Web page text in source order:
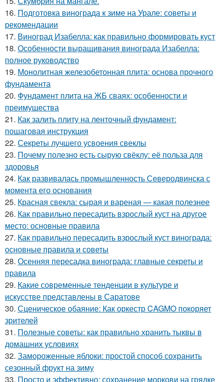
16. Подготовка винограда к зиме на Урале: советы и
рекомендации
17. Виноград Изабелла: как правильно формировать куст
18. Особенности выращивания винограда Изабелла:
полное руководство
19. Монолитная железобетонная плита: основа прочного
фундамента
20. Фундамент плита на ЖБ сваях: особенности и
преимущества
21. Как залить плиту на ленточный фундамент:
пошаговая инструкция
22. Секреты лучшего усвоения свеклы
23. Почему полезно есть сырую свёклу: её польза для
здоровья
24. Как развивалась промышленность Северодвинска с
момента его основания
25. Красная свекла: сырая и вареная — какая полезнее
26. Как правильно пересадить взрослый куст на другое
место: основные правила
27. Как правильно пересадить взрослый куст винограда:
основные правила и советы
28. Осенняя пересадка винограда: главные секреты и
правила
29. Какие современные тенденции в культуре и
искусстве представлены в Саратове
30. Сценическое обаяние: Как оркестр CAGMO покоряет
зрителей
31. Полезные советы: как правильно хранить тыквы в
домашних условиях
32. Замороженные яблоки: простой способ сохранить
сезонный фрукт на зиму
33. Просто и эффективно: сохранение моркови на грядке